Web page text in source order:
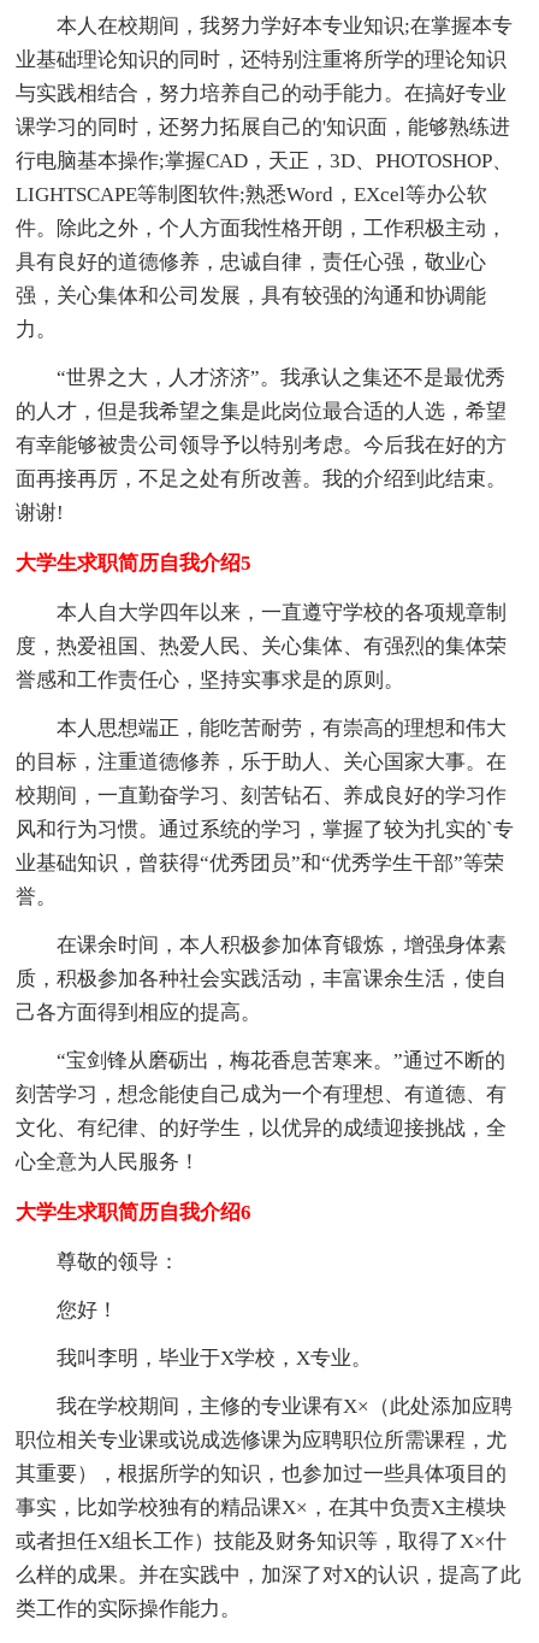
本人在校期间，我努力学好本专业知识;在掌握本专
业基础理论知识的同时，还特别注重将所学的理论知识
与实践相结合，努力培养自己的动手能力。在搞好专业
课学习的同时，还努力拓展自己的'知识面，能够熟练进
行电脑基本操作;掌握CAD，天正，3D、PHOTOSHOP、
LIGHTSCAPE等制图软件;熟悉Word，EXcel等办公软
件。除此之外，个人方面我性格开朗，工作积极主动，
具有良好的道德修养，忠诚自律，责任心强，敬业心
强，关心集体和公司发展，具有较强的沟通和协调能
力。
“世界之大，人才济济”。我承认之集还不是最优秀
的人才，但是我希望之集是此岗位最合适的人选，希望
有幸能够被贵公司领导予以特别考虑。今后我在好的方
面再接再厉，不足之处有所改善。我的介绍到此结束。
谢谢!
大学生求职简历自我介绍5
本人自大学四年以来，一直遵守学校的各项规章制
度，热爱祖国、热爱人民、关心集体、有强烈的集体荣
誉感和工作责任心，坚持实事求是的原则。
本人思想端正，能吃苦耐劳，有崇高的理想和伟大
的目标，注重道德修养，乐于助人、关心国家大事。在
校期间，一直勤奋学习、刻苦钻石、养成良好的学习作
风和行为习惯。通过系统的学习，掌握了较为扎实的`专
业基础知识，曾获得“优秀团员”和“优秀学生干部”等荣
誉。
在课余时间，本人积极参加体育锻炼，增强身体素
质，积极参加各种社会实践活动，丰富课余生活，使自
己各方面得到相应的提高。
“宝剑锋从磨砺出，梅花香息苦寒来。”通过不断的
刻苦学习，想念能使自己成为一个有理想、有道德、有
文化、有纪律、的好学生，以优异的成绩迎接挑战，全
心全意为人民服务！
大学生求职简历自我介绍6
尊敬的领导：
您好！
我叫李明，毕业于X学校，X专业。
我在学校期间，主修的专业课有X×（此处添加应聘
职位相关专业课或说成选修课为应聘职位所需课程，尤
其重要），根据所学的知识，也参加过一些具体项目的
事实，比如学校独有的精品课X×，在其中负责X主模块
或者担任X组长工作）技能及财务知识等，取得了X×什
么样的成果。并在实践中，加深了对X的认识，提高了此
类工作的实际操作能力。